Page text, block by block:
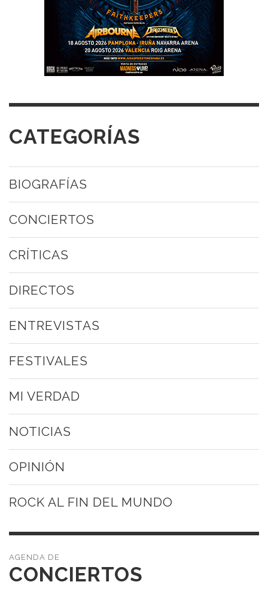
CATEGORÍAS
BIOGRAFÍAS
CONCIERTOS
CRÍTICAS
DIRECTOS
ENTREVISTAS
FESTIVALES
MI VERDAD
NOTICIAS
OPINIÓN
ROCK AL FIN DEL MUNDO
CONCIERTOS